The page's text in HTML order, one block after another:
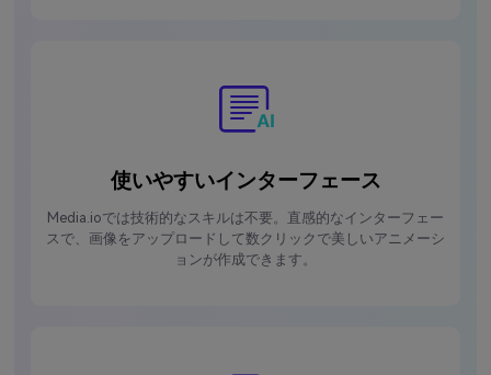
使いやすいインターフェース
Media.ioでは技術的なスキルは不要。直感的なインターフェー
スで、画像をアップロードして数クリックで美しいアニメーシ
ョンが作成できます。